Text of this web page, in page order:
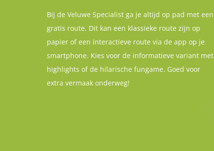
Bij de Veluwe Specialist ga je altijd op pad met een
gratis route. Dit kan een klassieke route zijn op
papier of een interactieve route via de app op je
smartphone. Kies voor de informatieve variant met
highlights of de hilarische fungame. Goed voor
extra vermaak onderweg!